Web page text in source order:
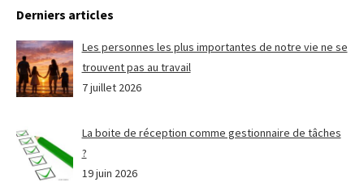
Derniers articles
Les personnes les plus importantes de notre vie ne se
trouvent pas au travail
7 juillet 2026
La boite de réception comme gestionnaire de tâches
?
19 juin 2026